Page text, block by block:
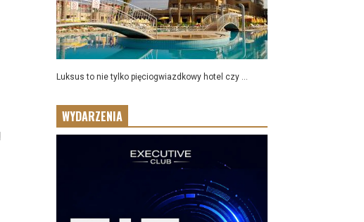
Luksus to nie tylko pięciogwiazdkowy hotel czy ...
WYDARZENIA